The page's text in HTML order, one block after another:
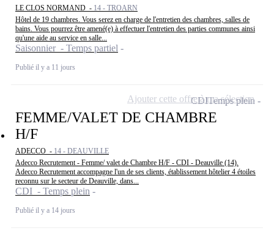
LE CLOS NORMAND - 14 - TROARN
Hôtel de 19 chambres. Vous serez en charge de l'entretien des chambres, salles de
bains. Vous pourrez être amené(e) à effectuer l'entretien des parties communes ainsi
qu'une aide au service en salle...
Saisonnier - Temps partiel
Publié il y a 11 jours
FEMME/VALET DE CHAMBRE
H/F
ADECCO - 14 - DEAUVILLE
Adecco Recrutement - Femme/ valet de Chambre H/F - CDI - Deauville (14).
Adecco Recrutement accompagne l'un de ses clients, établissement hôtelier 4 étoiles
reconnu sur le secteur de Deauville, dans...
CDI - Temps plein
Publié il y a 14 jours
CDITemps plein
Ajouter cette offre à ma sélection